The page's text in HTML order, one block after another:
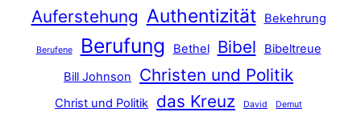
Auferstehung Authentizität Bekehrung
Berufene Berufung Bethel Bibel
Bibeltreue
Bill Johnson
Christen und Politik
Christ und Politik das Kreuz David Demut